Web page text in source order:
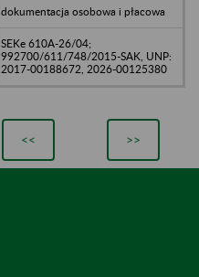
dokumentacja osobowa i płacowa
SEKe 610A-26/04;
992700/611/748/2015-SAK, UNP:
2017-00188672, 2026-00125380
<< >>